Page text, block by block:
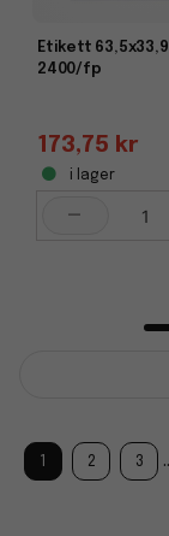
Etikett
2400/fp
173,75 kr
i lager
-
1 2 3